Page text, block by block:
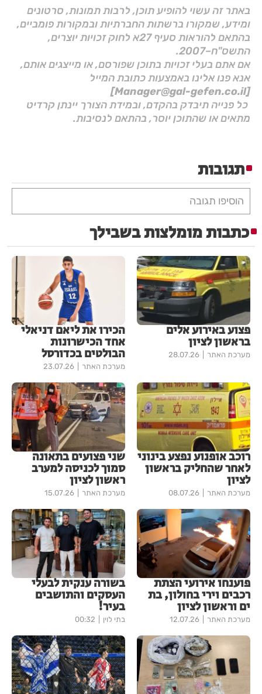
באתר זה עשוי להופיע תוכן, לרבות תמונות, סרטונים
ומידע, שמקורו ברשתות החברתיות ובמקורות פומביים,
בהתאם להוראות סעיף 27א לחוק זכויות יוצרים,
התשס"ח–2007.
אם אתם בעלי זכויות בתוכן שפורסם, או מייצגים אותם,
אנא פנו אלינו באמצעות כתובת המייל
[Manager@gal-gefen.co.il]
כל פנייה תיבדק בהקדם, ובמידת הצורך יינתן קרדיט
מתאים או שהתוכן יוסר, בהתאם לנסיבות.
תגובות
הוסיפו תגובה
כתבות מומלצות בשבילך
פצוע באירוע אלים
בראשון לציון
מערכת האתר 28.07.26
הכירו את ליאם דניאלי
אחד הכישרונות
הבולטים בכדורסל
מערכת האתר 23.07.26
רוכב אופנוע נפצע בינוני
לאחר שהחליק בראשון
לציון
מערכת האתר 08.07.26
שני פצועים בתאונה
סמוך לכניסה למערב
ראשון לציון
מערכת האתר 15.07.26
פוענחו אירועי הצתת
רכבים וירי בחולון, בת
ים וראשון לציון
מערכת האתר 12.07.26
בשורה ענקית לבעלי
העסקים והתושבים
בעיר!
בתי לוין 00:32